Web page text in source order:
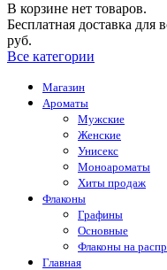
В корзине нет товаров.
Бесплатная доставка для
руб.
Все категории
Магазин
Ароматы
Мужские
Женские
Унисекс
Моноароматы
Хиты продаж
Флаконы
Графины
Основные
Флаконы на
Главная